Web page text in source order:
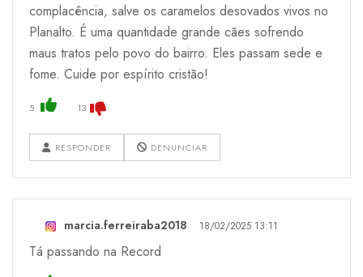
complacência, salve os caramelos desovados vivos no
Planalto. É uma quantidade grande cães sofrendo
maus tratos pelo povo do bairro. Eles passam sede e
fome. Cuide por espírito cristão!
5 13
RESPONDER DENUNCIAR
marcia.ferreiraba2018 18/02/2025 13:11
Tá passando na Record